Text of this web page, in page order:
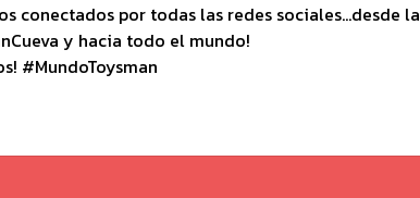
conectados por todas las redes sociales...desde la
y hacia todo el mundo!
#MundoToysman